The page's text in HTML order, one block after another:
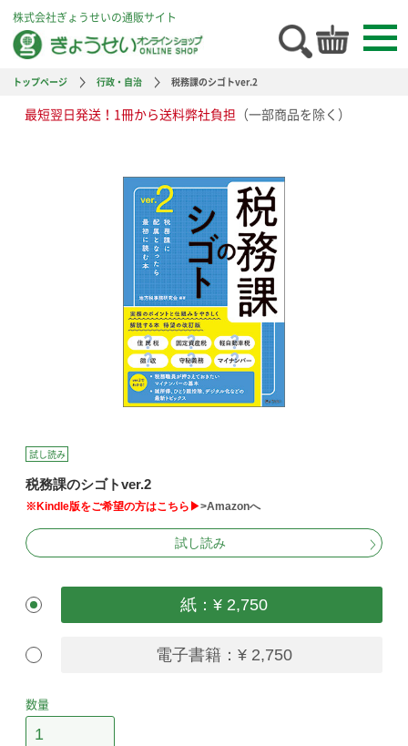
株式会社ぎょうせいの通販サイト
トップページ 行政・自治 税務課のシゴトver.2
最短翌日発送！1冊から送料弊社負担 （一部商品を除く）
試し読み
税務課のシゴトver.2
※Kindle版をご希望の方はこちら▶>Amazonへ
試し読み
紙：¥ 2,750
電子書籍：¥ 2,750
数量